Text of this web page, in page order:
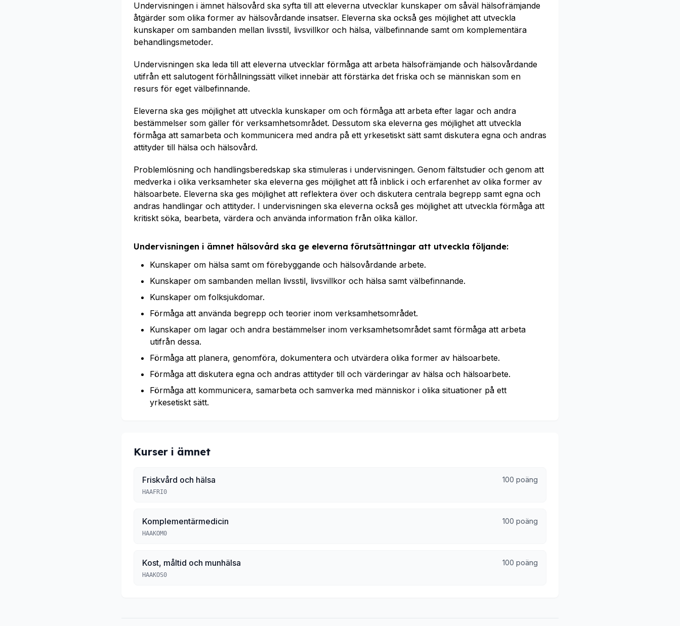
Undervisningen i ämnet hälsovård ska syfta till att eleverna utvecklar kunskaper om såväl hälsofrämjande
åtgärder som olika former av hälsovårdande insatser. Eleverna ska också ges möjlighet att utveckla
kunskaper om sambanden mellan livsstil, livsvillkor och hälsa, välbefinnande samt om komplementära
behandlingsmetoder.
Undervisningen ska leda till att eleverna utvecklar förmåga att arbeta hälsofrämjande och hälsovårdande
utifrån ett salutogent förhållningssätt vilket innebär att förstärka det friska och se människan som en
resurs för eget välbefinnande.
Eleverna ska ges möjlighet att utveckla kunskaper om och förmåga att arbeta efter lagar och andra
bestämmelser som gäller för verksamhetsområdet. Dessutom ska eleverna ges möjlighet att utveckla
förmåga att samarbeta och kommunicera med andra på ett yrkesetiskt sätt samt diskutera egna och andras
attityder till hälsa och hälsovård.
Problemlösning och handlingsberedskap ska stimuleras i undervisningen. Genom fältstudier och genom att
medverka i olika verksamheter ska eleverna ges möjlighet att få inblick i och erfarenhet av olika former av
hälsoarbete. Eleverna ska ges möjlighet att reflektera över och diskutera centrala begrepp samt egna och
andras handlingar och attityder. I undervisningen ska eleverna också ges möjlighet att utveckla förmåga att
kritiskt söka, bearbeta, värdera och använda information från olika källor.
Undervisningen i ämnet hälsovård ska ge eleverna förutsättningar att utveckla följande:
Kunskaper om hälsa samt om förebyggande och hälsovårdande arbete.
Kunskaper om sambanden mellan livsstil, livsvillkor och hälsa samt välbefinnande.
Kunskaper om folksjukdomar.
Förmåga att använda begrepp och teorier inom verksamhetsområdet.
Kunskaper om lagar och andra bestämmelser inom verksamhetsområdet samt förmåga att arbeta
utifrån dessa.
Förmåga att planera, genomföra, dokumentera och utvärdera olika former av hälsoarbete.
Förmåga att diskutera egna och andras attityder till och värderingar av hälsa och hälsoarbete.
Förmåga att kommunicera, samarbeta och samverka med människor i olika situationer på ett
yrkesetiskt sätt.
Kurser i ämnet
Friskvård och hälsa 100 poäng
HAAFRI0
Komplementärmedicin 100 poäng
HAAKOM0
Kost, måltid och munhälsa 100 poäng
HAAKOS0